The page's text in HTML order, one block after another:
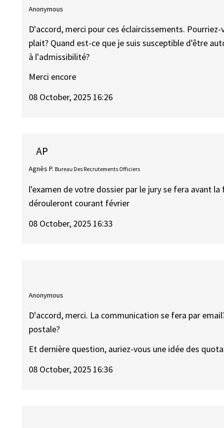
Anonymous
D'accord, merci pour ces éclaircissements.
plait? Quand est-ce que je suis susceptible d'être
à l'admissibilité?
Merci encore
08 October, 2025 16:26
AP
Agnès P. Bureau Des Recrutements Officiers
l'examen de votre dossier par le jury se fera avant
dérouleront courant février
08 October, 2025 16:33
Anonymous
D'accord, merci. La communication se fera par
postale?
Et dernière question, auriez-vous une idée des
08 October, 2025 16:36